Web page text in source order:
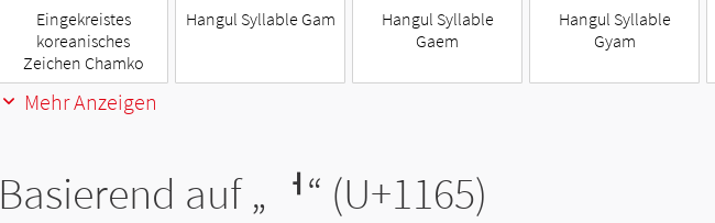
Eingekreistes
koreanisches
Zeichen Chamko
Hangul Syllable Gam
Hangul Syllable
Gaem
Hangul Syllable
Gyam
Mehr Anzeigen
Basierend auf „ ᅥ“ (U+1165)